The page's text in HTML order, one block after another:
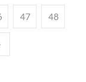
47 48